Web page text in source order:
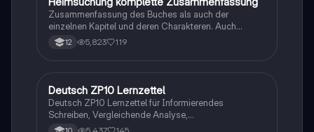
Zusammenfassung des Buches als auch der
einzelnen Kapitel und deren Charakteren. Auch
tabellarisch. Im Unterricht ohne KI erstellt
12 5,823 119
Deutsch
Deutsch ZP10 Lernzettel
Deutsch ZP10 Lernzettel für Informierendes
Schreiben, Vergleichende Analyse,
Sachtexte/Roman/Gedicht..